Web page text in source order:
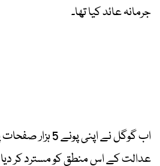
جرمانہ عائد کیا تھا۔
اب گوگل نے اپنی
عدالت کے اس منطق کو مسترد کر